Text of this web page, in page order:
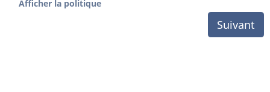
Afficher la politique
Suivant